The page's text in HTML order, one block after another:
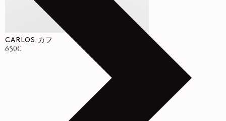
CARLOS カフ
通常価格
650€